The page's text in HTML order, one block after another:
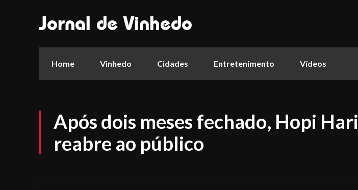
Jornal de Vinhedo
Home Vinhedo Cidades Entretenimento Vídeos
Após dois meses fechado, Hopi Hari
reabre ao público